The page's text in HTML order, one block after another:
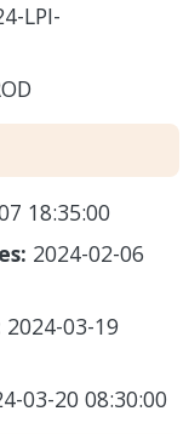
LPI-
18:35:00
2024-02-06
2024-03-19
03-20 08:30:00